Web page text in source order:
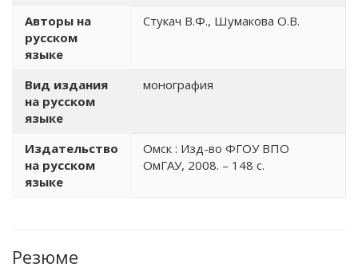
Авторы на
русском
языке
Стукач В.Ф., Шумакова О.В.
Вид издания
на русском
языке
монография
Издательство
на русском
языке
Омск : Изд-во ФГОУ ВПО
ОмГАУ, 2008. – 148 с.
Резюме